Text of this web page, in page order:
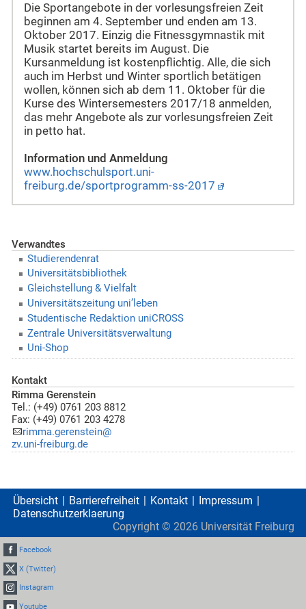
Die Sportangebote in der vorlesungsfreien Zeit
beginnen am 4. September und enden am 13.
Oktober 2017. Einzig die Fitnessgymnastik mit
Musik startet bereits im August. Die
Kursanmeldung ist kostenpflichtig. Alle, die sich
auch im Herbst und Winter sportlich betätigen
wollen, können sich ab dem 11. Oktober für die
Kurse des Wintersemesters 2017/18 anmelden,
das mehr Angebote als zur vorlesungsfreien Zeit
in petto hat.
Information und Anmeldung
www.hochschulsport.uni-
freiburg.de/sportprogramm-ss-2017
Verwandtes
Studierendenrat
Universitätsbibliothek
Gleichstellung & Vielfalt
Universitätszeitung uni’leben
Studentische Redaktion uniCROSS
Zentrale Universitätsverwaltung
Uni-Shop
Kontakt
Rimma Gerenstein
Tel.: (+49) 0761 203 8812
Fax: (+49) 0761 203 4278
rimma.gerenstein@
zv.uni-freiburg.de
Übersicht Barrierefreiheit Kontakt
Impressum
Datenschutzerklaerung
Copyright © 2026 Universität Freiburg
Facebook
X (Twitter)
Instagram
Youtube